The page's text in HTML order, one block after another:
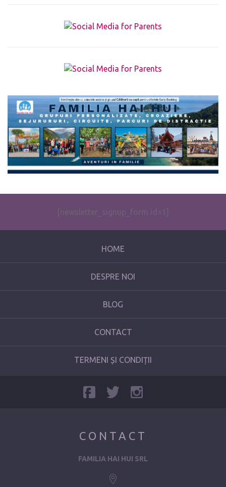
The form you have selected does not exist.
[newsletter_signup_form id=1]
HOME
DESPRE NOI
BLOG
CONTACT
TERMENI ȘI CONDIȚII
CONTACT
FAMILIA HAI HUI SRL